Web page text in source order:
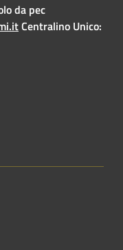
da pec
Centralino Unico: